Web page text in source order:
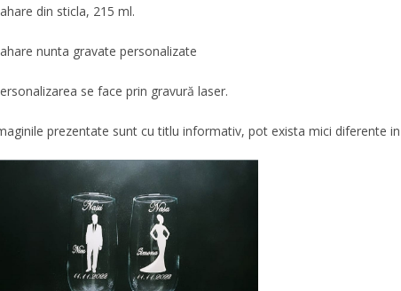
din sticla, 215 ml.
nunta gravate personalizate
se face prin gravură laser.
prezentate sunt cu titlu informativ, pot exista mici diferente